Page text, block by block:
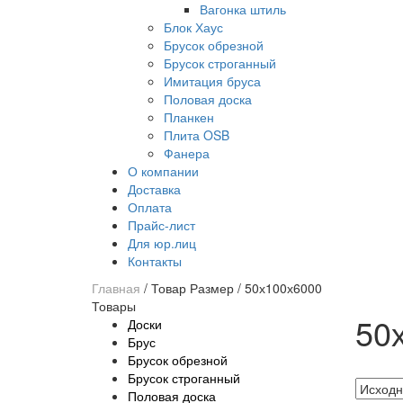
Вагонка штиль
Блок Хаус
Брусок обрезной
Брусок строганный
Имитация бруса
Половая доска
Планкен
Плита OSB
Фанера
О компании
Доставка
Оплата
Прайс-лист
Для юр.лиц
Контакты
Главная / Товар Размер / 50х100х6000
Товары
Доски
Брус
Брусок обрезной
Брусок строганный
Половая доска